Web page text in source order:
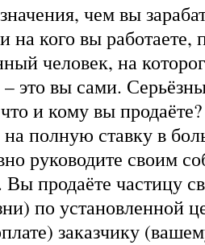
чем вы
на кого вы работаете,
человек, на
– это вы сами.
что и кому вы
на полную ставку в
руководите своим
Вы продаёте частицу
по установленной
заказчику